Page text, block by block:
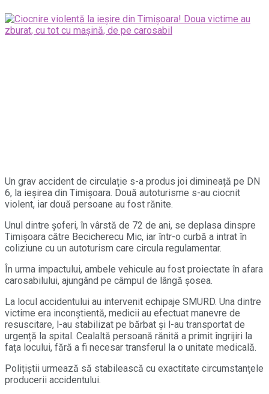
Un grav accident de circulație s-a produs joi dimineață pe DN
6, la ieșirea din Timișoara. Două autoturisme s-au ciocnit
violent, iar două persoane au fost rănite.
Unul dintre șoferi, în vârstă de 72 de ani, se deplasa dinspre
Timișoara către Becicherecu Mic, iar într-o curbă a intrat în
coliziune cu un autoturism care circula regulamentar.
În urma impactului, ambele vehicule au fost proiectate în afara
carosabilului, ajungând pe câmpul de lângă șosea.
La locul accidentului au intervenit echipaje SMURD. Una dintre
victime era inconștientă, medicii au efectuat manevre de
resuscitare, l-au stabilizat pe bărbat și l-au transportat de
urgență la spital. Cealaltă persoană rănită a primit îngrijiri la
fața locului, fără a fi necesar transferul la o unitate medicală.
Polițiștii urmează să stabilească cu exactitate circumstanțele
producerii accidentului.